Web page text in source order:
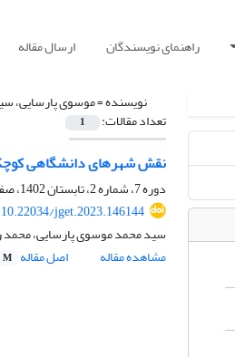
راهنمای نویسندگان ارسال مقاله
نویسنده =موسوی پارسایی،
تعداد مقالات: 1
نقش شهرهای دانشگاهی کوچک
دوره 7، شماره 2، تابستان 1402، صفحه
10.22034/jget.2023.146144
سید محمد موسوی پارسایی، محمد
مشاهده مقاله
اصل مقاله M